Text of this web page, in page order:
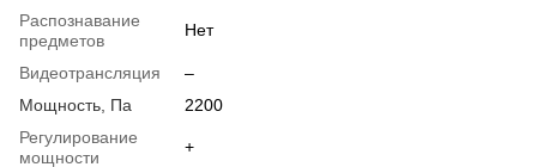
Распознавание
предметов
Нет
Видеотрансляция
–
Мощность, Па
2200
Регулирование
мощности
+